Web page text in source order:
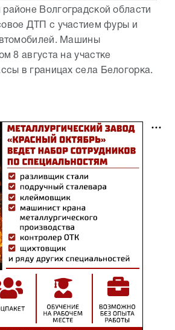
Волгоградской области
ДТП с участием фуры и
Машины
8 августа на участке
в границах села Белогорка.